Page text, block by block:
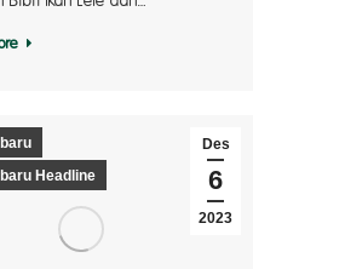
Des
6
2023
Headline